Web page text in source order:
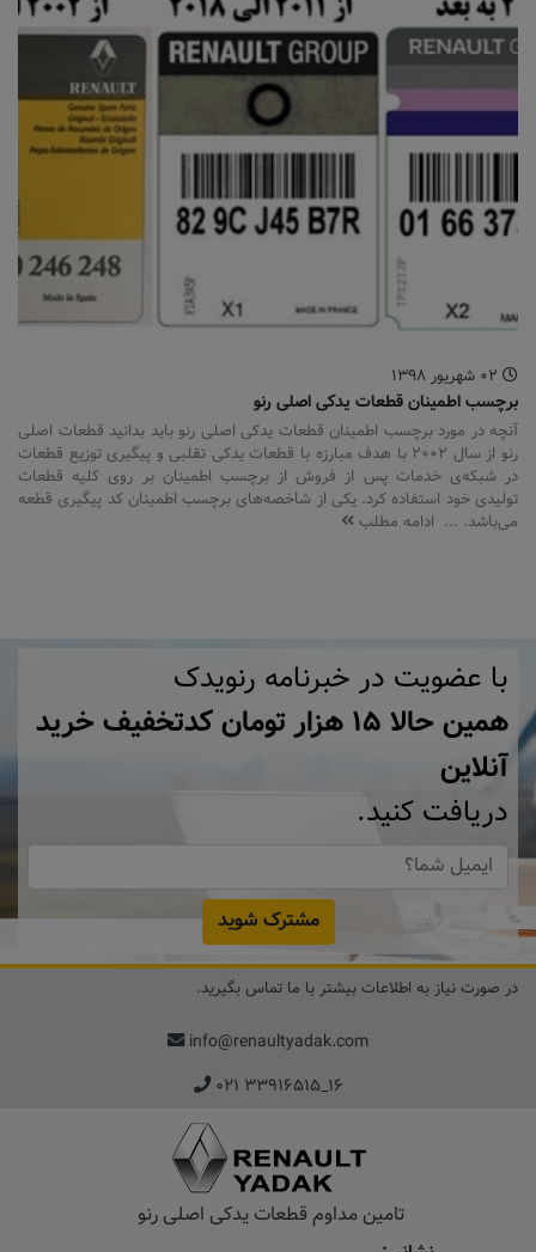
برچسب اطمینان قطعات یدکی اصلی رنو
آنچه در مورد برچسب اطمینان قطعات یدکی اصلی رنو باید بدانید قطعات اصلی
رنو از سال ۲۰۰۲ با هدف مبارزه با قطعات یدکی تقلبی و پیگیری توزیع قطعات
در شبکه‌­ی خدمات پس از فروش از برچسب اطمینان بر روی کلیه قطعات
تولیدی خود استفاده کرد. یکی از شاخصه‌های برچسب اطمینان کد پیگیری قطعه
می‌باشد. ... ادامه مطلب
با عضویت در خبرنامه رنویدک
همین حالا ۱۵ هزار تومان کد‌تخفیف خرید
آنلاین
دریافت کنید.
مشترک شوید
در صورت نیاز به اطلاعات بیشتر با ما تماس بگیرید.
info@renaultyadak.com
۰۲۱ ۳۳۹۱۶۵۱۵_۱۶
تامین مداوم قطعات یدکی اصلی رنو